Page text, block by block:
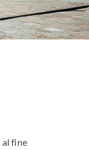
fine